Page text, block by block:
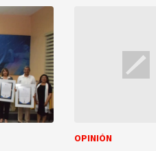
OPINIÓN